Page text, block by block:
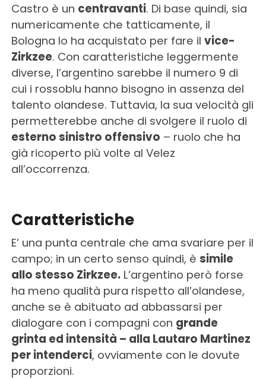
Castro è un centravanti. Di base quindi, sia
numericamente che tatticamente, il
Bologna lo ha acquistato per fare il vice-
Zirkzee. Con caratteristiche leggermente
diverse, l’argentino sarebbe il numero 9 di
cui i rossoblu hanno bisogno in assenza del
talento olandese. Tuttavia, la sua velocità gli
permetterebbe anche di svolgere il ruolo di
esterno sinistro offensivo – ruolo che ha
già ricoperto più volte al Velez
all’occorrenza.
Caratteristiche
E’ una punta centrale che ama svariare per il
campo; in un certo senso quindi, è simile
allo stesso Zirkzee. L’argentino però forse
ha meno qualità pura rispetto all’olandese,
anche se è abituato ad abbassarsi per
dialogare con i compagni con grande
grinta ed intensità – alla Lautaro Martinez
per intenderci, ovviamente con le dovute
proporzioni.